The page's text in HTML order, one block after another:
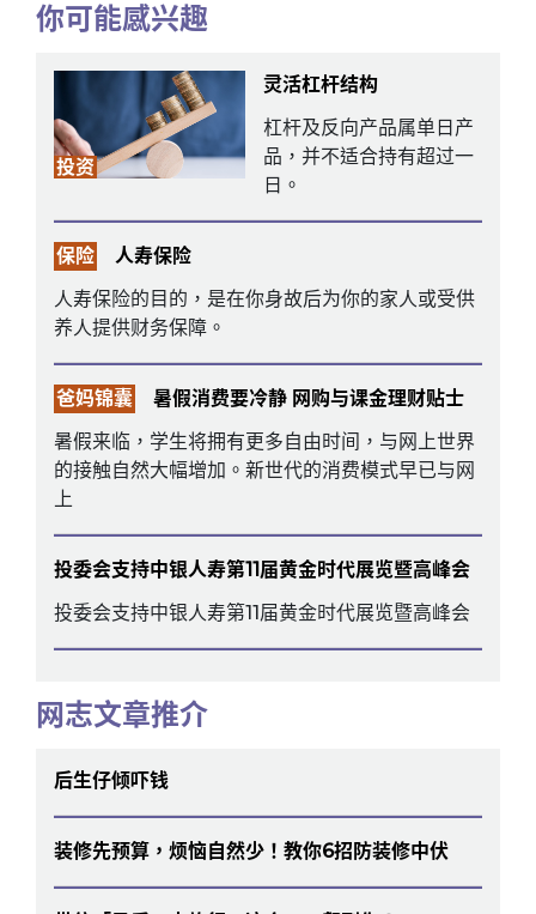
你可能感兴趣
投资
灵活杠杆结构
杠杆及反向产品属单日产
品，并不适合持有超过一
日。
保险
人寿保险
人寿保险的目的，是在你身故后为你的家人或受供
养人提供财务保障。
爸妈锦囊
暑假消费要冷静 网购与课金理财贴士
暑假来临，学生将拥有更多自由时间，与网上世界
的接触自然大幅增加。新世代的消费模式早已与网
上
投委会支持中银人寿第11届黄金时代展览暨高峰会
投委会支持中银人寿第11届黄金时代展览暨高峰会
网志文章推介
后生仔倾吓钱
装修先预算，烦恼自然少！教你6招防装修中伏